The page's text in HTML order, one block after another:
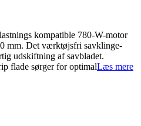
kompatible 780-W-motor
mm. Det værktøjsfri savklinge-
udskiftning af savbladet.
flade sørger for optimalLæs mere